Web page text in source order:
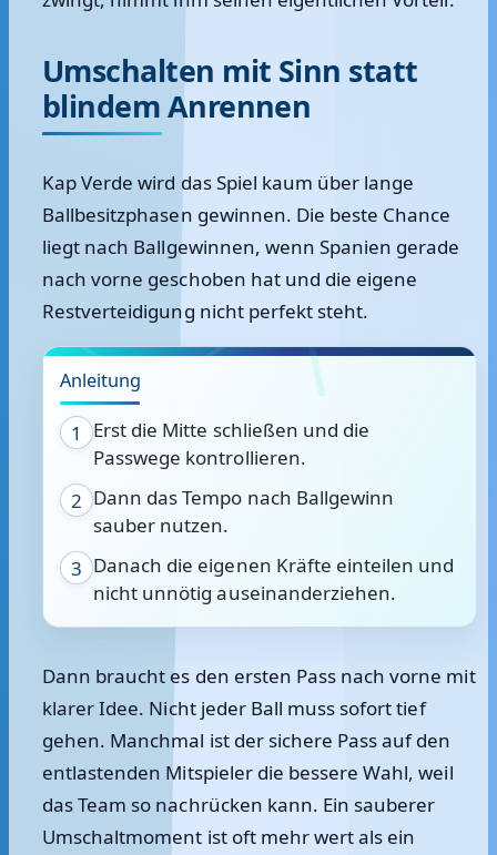
Umschalten mit Sinn statt
blindem Anrennen
Kap Verde wird das Spiel kaum über lange
Ballbesitzphasen gewinnen. Die beste Chance
liegt nach Ballgewinnen, wenn Spanien gerade
nach vorne geschoben hat und die eigene
Restverteidigung nicht perfekt steht.
Anleitung
1
Erst die Mitte schließen und die
Passwege kontrollieren.
2 Dann das Tempo nach Ballgewinn
sauber nutzen.
3 Danach die eigenen Kräfte einteilen und
nicht unnötig auseinanderziehen.
Dann braucht es den ersten Pass nach vorne mit
klarer Idee. Nicht jeder Ball muss sofort tief
gehen. Manchmal ist der sichere Pass auf den
entlastenden Mitspieler die bessere Wahl, weil
das Team so nachrücken kann. Ein sauberer
Umschaltmoment ist oft mehr wert als ein